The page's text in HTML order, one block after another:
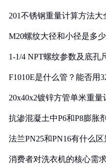
201不锈钢重量计算方法大
M20螺纹大径和小径是多少
1-1/4 NPT螺纹参数及底孔
F1010E是什么管？能否用
20x40x2镀锌方管单米重
抗渗混凝土中P6和P8膨胀
法兰PN25和PN16有什么区
消费者对洗衣机的核心需